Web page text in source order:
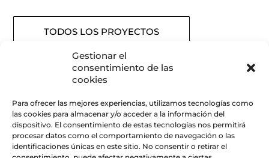
Gestionar el
consentimiento de las
cookies
Para ofrecer las mejores experiencias, utilizamos tecnologías como
las cookies para almacenar y/o acceder a la información del
dispositivo. El consentimiento de estas tecnologías nos permitirá
procesar datos como el comportamiento de navegación o las
identificaciones únicas en este sitio. No consentir o retirar el
TODOS LOS PROYECTOS
CONDICIONES LEGALES